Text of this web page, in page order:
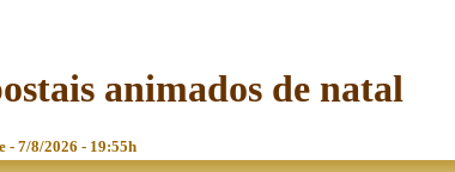
animados de natal
- 7/8/2026 - 19:55h